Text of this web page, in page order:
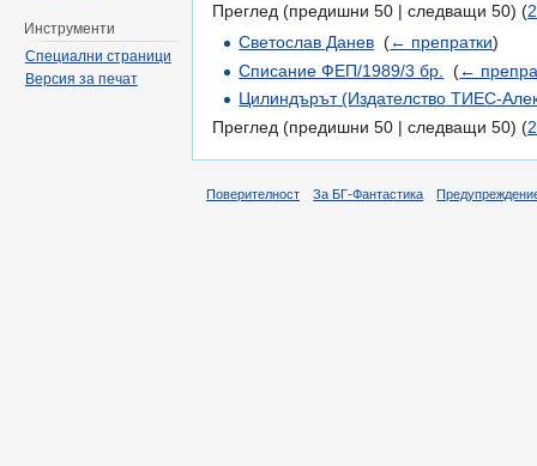
Преглед (предишни 50 | следващи 50) (
Светослав Данев ‎(← препратки)
Списание ФЕП/1989/3 бр.
‎(←
Цилиндърът (Издателство ТИЕС-
Преглед (предишни 50 | следващи 50) (
Инструменти
Специални страници
Версия за печат
Поверителност За БГ-Фантастика